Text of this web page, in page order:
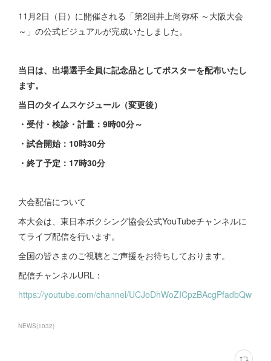
11月2日（日）に開催される「第2回井上尚弥杯 ～大阪大会
～」の公式ビジュアルが完成いたしました。
当日は、出場選手全員に記念品としてポスターを配布いたし
ます。
当日のタイムスケジュール（変更後）
・受付・検診・計量：9時00分～
・試合開始：10時30分
・終了予定：17時30分
大会配信について
本大会は、東日本ボクシング協会公式YouTubeチャンネルに
てライブ配信を行います。
全国の皆さまのご視聴とご声援をお待ちしております。
配信チャンネルURL：
https://youtube.com/channel/UCJoDhWoZICpzBAcgPfadbQw
NEWS(1032)